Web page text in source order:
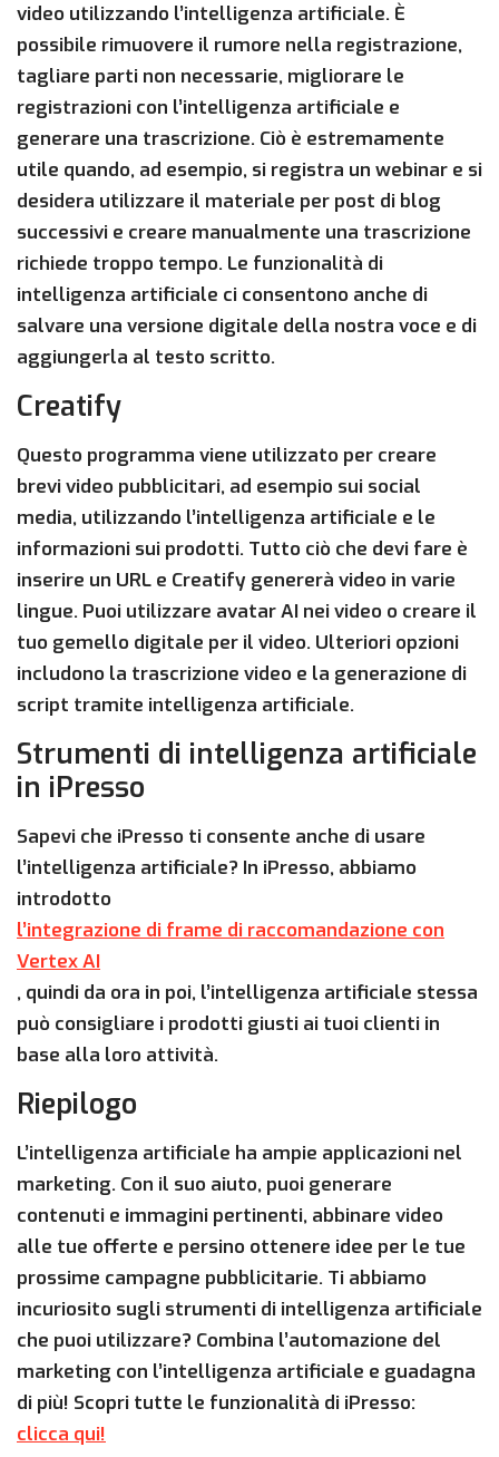
video utilizzando l’intelligenza artificiale. È
possibile rimuovere il rumore nella registrazione,
tagliare parti non necessarie, migliorare le
registrazioni con l’intelligenza artificiale e
generare una trascrizione. Ciò è estremamente
utile quando, ad esempio, si registra un webinar e si
desidera utilizzare il materiale per post di blog
successivi e creare manualmente una trascrizione
richiede troppo tempo. Le funzionalità di
intelligenza artificiale ci consentono anche di
salvare una versione digitale della nostra voce e di
aggiungerla al testo scritto.
Creatify
Questo programma viene utilizzato per creare
brevi video pubblicitari, ad esempio sui social
media, utilizzando l’intelligenza artificiale e le
informazioni sui prodotti. Tutto ciò che devi fare è
inserire un URL e Creatify genererà video in varie
lingue. Puoi utilizzare avatar AI nei video o creare il
tuo gemello digitale per il video. Ulteriori opzioni
includono la trascrizione video e la generazione di
script tramite intelligenza artificiale.
Strumenti di intelligenza artificiale
in iPresso
Sapevi che iPresso ti consente anche di usare
l’intelligenza artificiale? In iPresso, abbiamo
introdotto
l’integrazione di frame di raccomandazione con
Vertex AI
, quindi da ora in poi, l’intelligenza artificiale stessa
può consigliare i prodotti giusti ai tuoi clienti in
base alla loro attività.
Riepilogo
L’intelligenza artificiale ha ampie applicazioni nel
marketing. Con il suo aiuto, puoi generare
contenuti e immagini pertinenti, abbinare video
alle tue offerte e persino ottenere idee per le tue
prossime campagne pubblicitarie. Ti abbiamo
incuriosito sugli strumenti di intelligenza artificiale
che puoi utilizzare? Combina l’automazione del
marketing con l’intelligenza artificiale e guadagna
di più! Scopri tutte le funzionalità di iPresso:
clicca qui!